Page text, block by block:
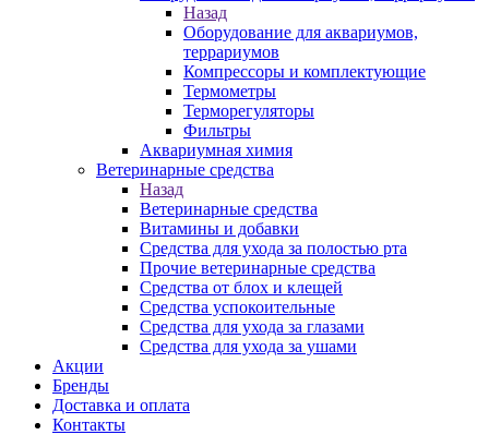
Назад
Оборудование для аквариумов,
террариумов
Компрессоры и комплектующие
Термометры
Терморегуляторы
Фильтры
Аквариумная химия
Ветеринарные средства
Назад
Ветеринарные средства
Витамины и добавки
Средства для ухода за полостью рта
Прочие ветеринарные средства
Средства от блох и клещей
Средства успокоительные
Средства для ухода за глазами
Средства для ухода за ушами
Акции
Бренды
Доставка и оплата
Контакты